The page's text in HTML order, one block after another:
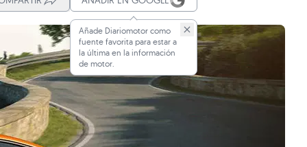
Añade Diariomotor como
fuente favorita para estar a
la última en la información
de motor.